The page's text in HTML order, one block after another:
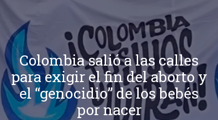
Colombia salió a las calles
para exigir el fin del aborto y
el “genocidio” de los bebés
por nacer